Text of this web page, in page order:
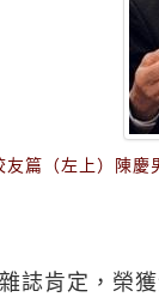
篇（左上）陳
誌肯定，榮